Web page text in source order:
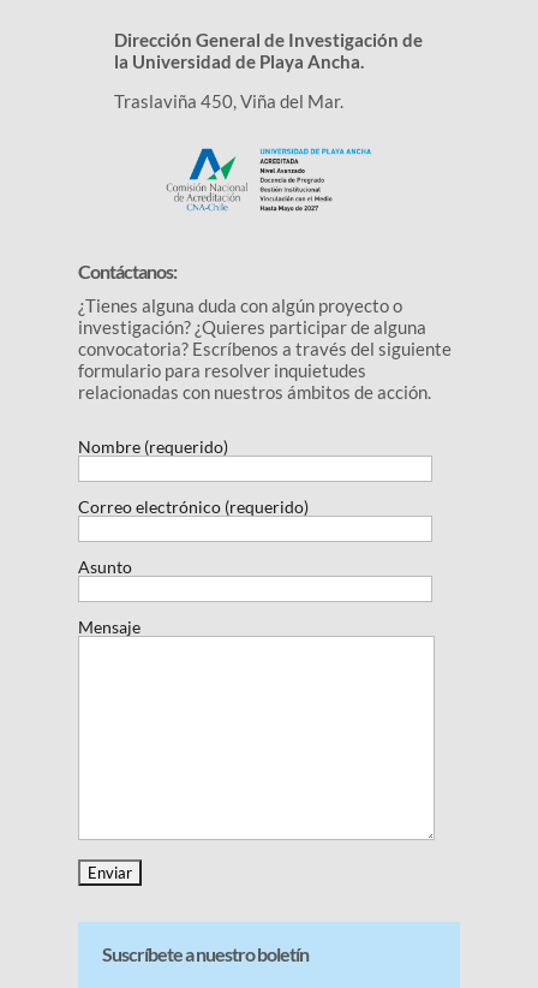
Dirección General de Investigación de
la Universidad de Playa Ancha.
Traslaviña 450, Viña del Mar.
Contáctanos:
¿Tienes alguna duda con algún proyecto o
investigación? ¿Quieres participar de alguna
convocatoria? Escríbenos a través del siguiente
formulario para resolver inquietudes
relacionadas con nuestros ámbitos de acción.
Nombre (requerido)
Correo electrónico (requerido)
Asunto
Mensaje
Suscríbete a nuestro boletín